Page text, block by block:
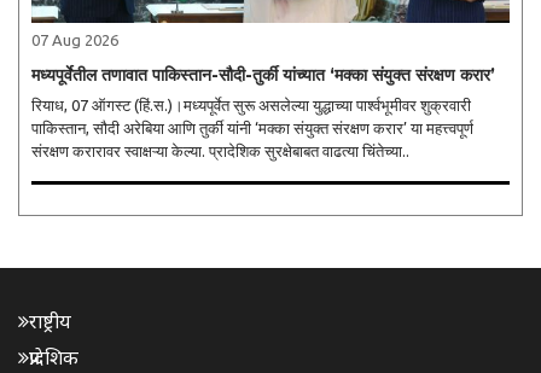
07 Aug 2026
मध्यपूर्वेतील तणावात पाकिस्तान-सौदी-तुर्की यांच्यात ‘मक्का संयुक्त संरक्षण करार’
रियाध, 07 ऑगस्ट (हिं.स.)।मध्यपूर्वेत सुरू असलेल्या युद्धाच्या पार्श्वभूमीवर शुक्रवारी
पाकिस्तान, सौदी अरेबिया आणि तुर्की यांनी ‘मक्का संयुक्त संरक्षण करार’ या महत्त्वपूर्ण
संरक्षण करारावर स्वाक्षऱ्या केल्या. प्रादेशिक सुरक्षेबाबत वाढत्या चिंतेच्या..
राष्ट्रीय
प्रादेशिक